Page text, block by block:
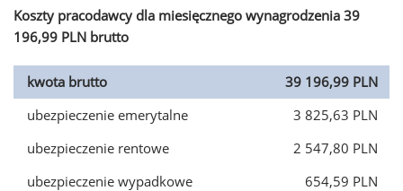
Koszty pracodawcy dla miesięcznego wynagrodzenia 39
196,99 PLN brutto
kwota brutto
39 196,99 PLN
ubezpieczenie emerytalne
3 825,63 PLN
ubezpieczenie rentowe
2 547,80 PLN
ubezpieczenie wypadkowe
654,59 PLN